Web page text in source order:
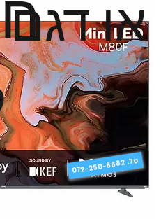
או דגם
072-250-8882 .טל